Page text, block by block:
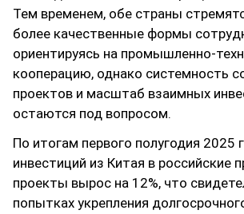
Тем временем, обе страны
более качественные формы
ориентируясь на промышленно-
кооперацию, однако системность
проектов и масштаб взаимных
остаются под вопросом.
По итогам первого полугодия 2025
инвестиций из Китая в
проекты вырос на 12%, что
попытках укрепления